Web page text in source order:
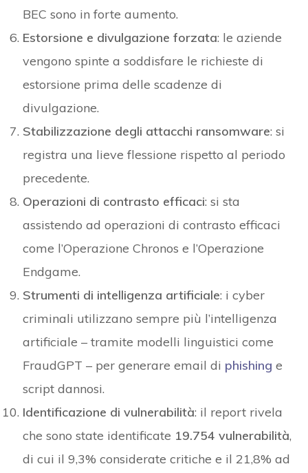
BEC sono in forte aumento.
Estorsione e divulgazione forzata: le aziende
vengono spinte a soddisfare le richieste di
estorsione prima delle scadenze di
divulgazione.
Stabilizzazione degli attacchi ransomware: si
registra una lieve flessione rispetto al periodo
precedente.
Operazioni di contrasto efficaci: si sta
assistendo ad operazioni di contrasto efficaci
come l’Operazione Chronos e l’Operazione
Endgame.
Strumenti di intelligenza artificiale: i cyber
criminali utilizzano sempre più l’intelligenza
artificiale – tramite modelli linguistici come
FraudGPT – per generare email di phishing e
script dannosi.
Identificazione di vulnerabilità: il report rivela
che sono state identificate 19.754 vulnerabilità,
di cui il 9,3% considerate critiche e il 21,8% ad